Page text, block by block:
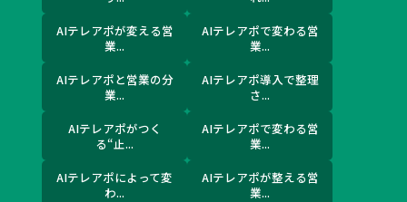
AIテレアポが変える営
業...
AIテレアポで変わる営
業...
AIテレアポと営業の分
業...
AIテレアポ導入で整理
さ...
AIテレアポがつく
る“止...
AIテレアポで変わる営
業...
AIテレアポによって変
わ...
AIテレアポが整える営
業...